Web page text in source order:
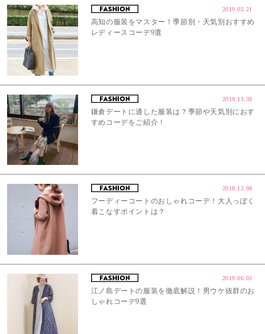
2019.02.21
高知の服装をマスター！季節別・天気別おすすめ
レディースコーデ9選
2019.11.30
鎌倉デートに適した服装は？季節や天気別におす
すめコーデをご紹介！
2018.12.08
フーディーコートのおしゃれコーデ！大人っぽく
着こなすポイントは？
2019.06.05
江ノ島デートの服装を徹底解説！男ウケ抜群のお
しゃれコーデ9選